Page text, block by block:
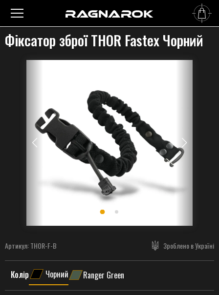
Головна Збройові ремені› Аксесуари›Фіксатор зброї THOR Fastex Чорний
Фіксатор зброї THOR Fastex Чорний
Артикул:THOR-F-B Зроблено в Україні
Колір Чорний Ranger Green